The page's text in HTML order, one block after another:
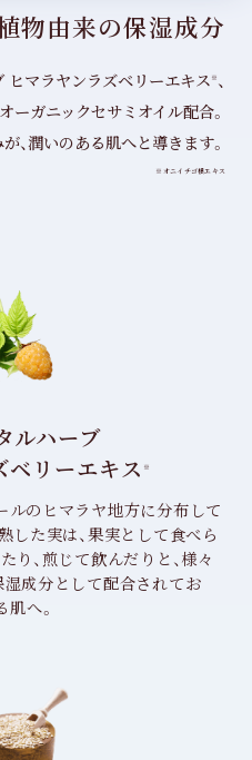
物由来の保湿成分
ヒマラヤンラズベリーエキス ※ 、
オーガニックセサミオイル配合。
、潤いのある肌へと導きます。
※オニイチゴ根エキス
ルハーブ
ベリーエキス ※
ルのヒマラヤ地方に分布して
した実は、果実として食べら
り、煎じて飲んだりと、様々
成分として配合されてお
肌へ。